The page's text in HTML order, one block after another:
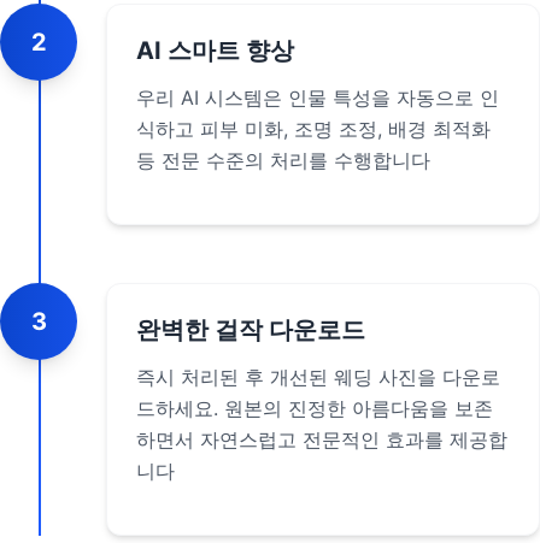
2 AI 스마트 향상
우리 AI 시스템은 인물 특성을 자동으로 인
식하고 피부 미화, 조명 조정, 배경 최적화
등 전문 수준의 처리를 수행합니다
3 완벽한 걸작 다운로드
즉시 처리된 후 개선된 웨딩 사진을 다운로
드하세요. 원본의 진정한 아름다움을 보존
하면서 자연스럽고 전문적인 효과를 제공합
니다